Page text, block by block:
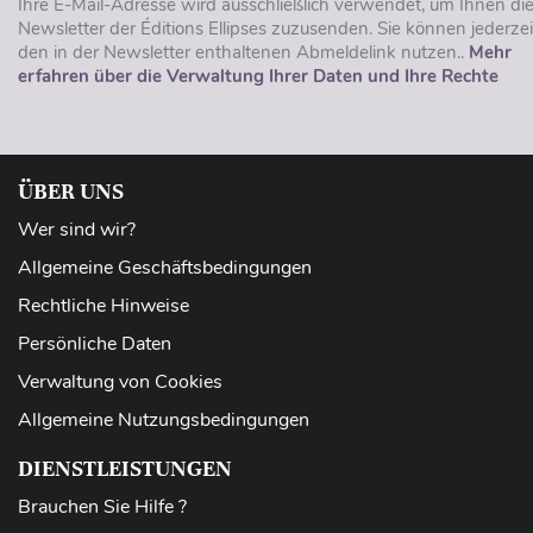
Newsletter der Éditions Ellipses zuzusenden. Sie können
den in der Newsletter enthaltenen Abmeldelink nutzen.. Mehr
erfahren über die Verwaltung Ihrer Daten und Ihre Rechte
ÜBER UNS
Wer sind wir?
Allgemeine Geschäftsbedingungen
Rechtliche Hinweise
Persönliche Daten
Verwaltung von Cookies
Allgemeine Nutzungsbedingungen
DIENSTLEISTUNGEN
Brauchen Sie Hilfe ?